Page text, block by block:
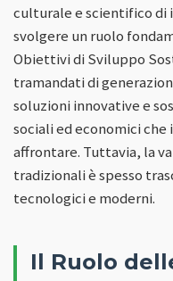
culturale e scientifico di
svolgere un ruolo
Obiettivi di Sviluppo
tramandati di
soluzioni innovative e
sociali ed economici che
affrontare. Tuttavia, la
tradizionali è spesso
tecnologici e moderni.
Il Ruolo